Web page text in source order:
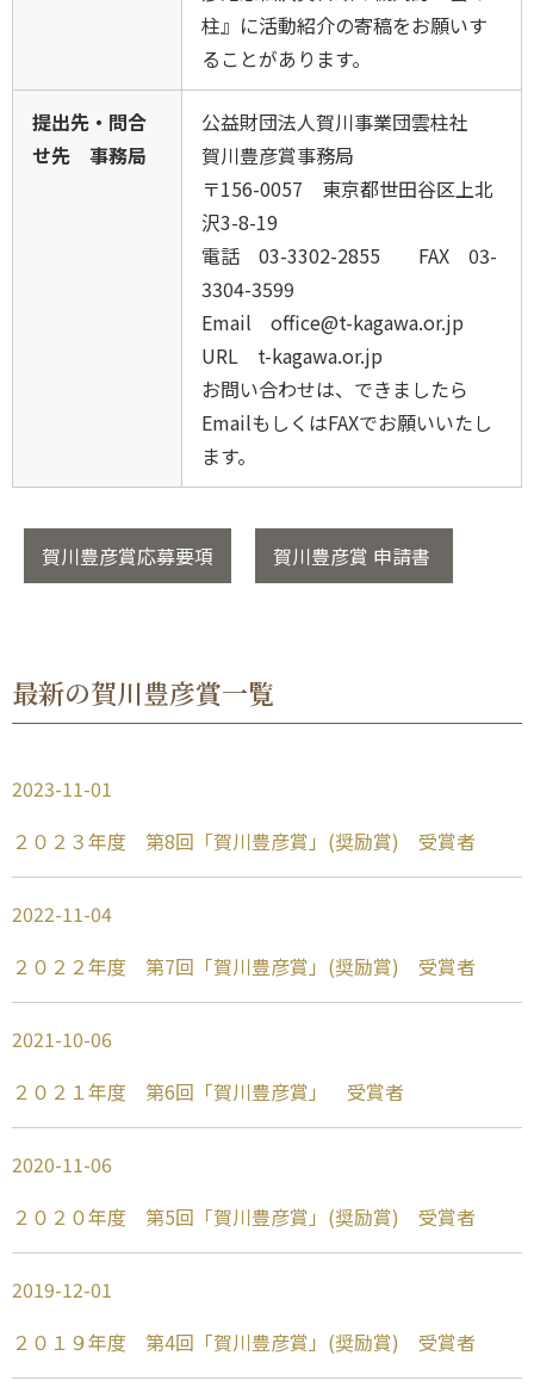
柱』に活動紹介の寄稿をお願いす
ることがあります。
提出先・問合
せ先 事務局
公益財団法人賀川事業団雲柱社
賀川豊彦賞事務局
〒156-0057 東京都世田谷区上北
沢3-8-19
電話 03-3302-2855 FAX 03-
3304-3599
Email office@t-kagawa.or.jp
URL t-kagawa.or.jp
お問い合わせは、できましたら
EmailもしくはFAXでお願いいたし
ます。
賀川豊彦賞応募要項 賀川豊彦賞 申請書
最新の賀川豊彦賞一覧
2023-11-01
２０２３年度 第8回「賀川豊彦賞」(奨励賞) 受賞者
2022-11-04
２０２２年度 第7回「賀川豊彦賞」(奨励賞) 受賞者
2021-10-06
２０２１年度 第6回「賀川豊彦賞」 受賞者
2020-11-06
２０２０年度 第5回「賀川豊彦賞」(奨励賞) 受賞者
2019-12-01
２０１９年度 第4回「賀川豊彦賞」(奨励賞) 受賞者